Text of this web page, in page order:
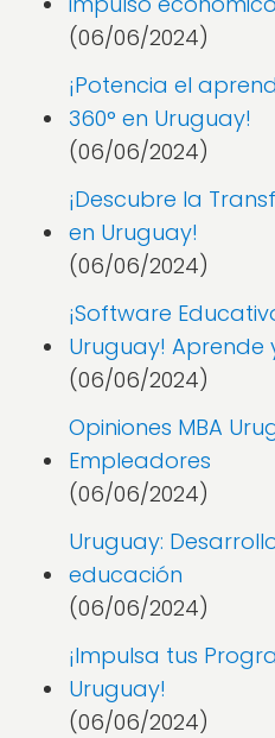
(06/06/2024)
¡Potencia el
360° en Uruguay!
(06/06/2024)
¡Descubre la
en Uruguay!
(06/06/2024)
¡Software
Uruguay! Aprende
(06/06/2024)
Opiniones MBA
Empleadores
(06/06/2024)
Uruguay:
educación
(06/06/2024)
¡Impulsa tus
Uruguay!
(06/06/2024)